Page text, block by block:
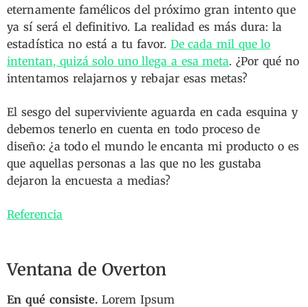
eternamente famélicos del próximo gran intento que
ya sí será el definitivo. La realidad es más dura: la
estadística no está a tu favor. De cada mil que lo
intentan, quizá solo uno llega a esa meta. ¿Por qué no
intentamos relajarnos y rebajar esas metas?
El sesgo del superviviente aguarda en cada esquina y
debemos tenerlo en cuenta en todo proceso de
diseño: ¿a todo el mundo le encanta mi producto o es
que aquellas personas a las que no les gustaba
dejaron la encuesta a medias?
Referencia
Ventana de Overton
En qué consiste. Lorem Ipsum